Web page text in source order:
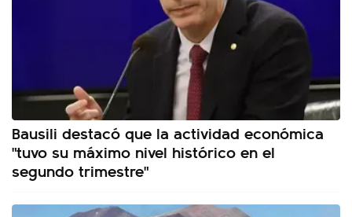
Bausili destacó que la actividad económica
"tuvo su máximo nivel histórico en el
segundo trimestre"